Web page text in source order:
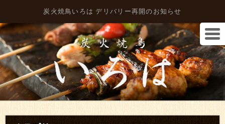
炭火焼鳥いろは デリバリー再開のお知らせ